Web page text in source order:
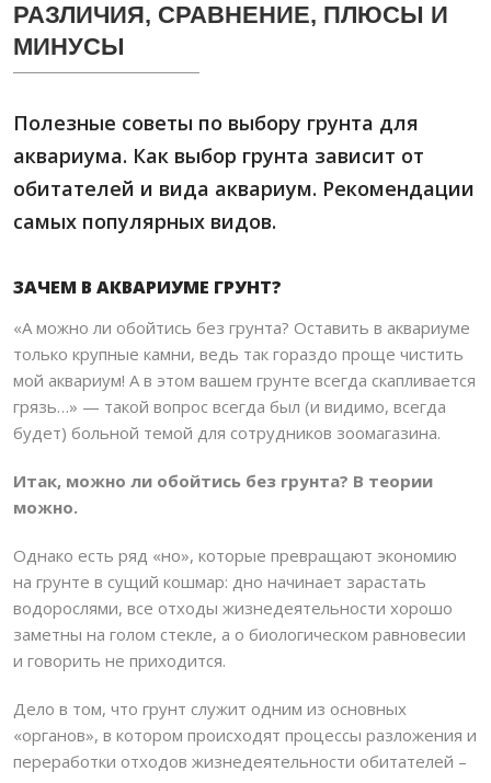
РАЗЛИЧИЯ, СРАВНЕНИЕ, ПЛЮСЫ И
МИНУСЫ
Полезные советы по выбору грунта для
аквариума. Как выбор грунта зависит от
обитателей и вида аквариум. Рекомендации
самых популярных видов.
ЗАЧЕМ В АКВАРИУМЕ ГРУНТ?
«А можно ли обойтись без грунта? Оставить в аквариуме
только крупные камни, ведь так гораздо проще чистить
мой аквариум! А в этом вашем грунте всегда скапливается
грязь…» — такой вопрос всегда был (и видимо, всегда
будет) больной темой для сотрудников зоомагазина.
Итак, можно ли обойтись без грунта? В теории
можно.
Однако есть ряд «но», которые превращают экономию
на грунте в сущий кошмар: дно начинает зарастать
водорослями, все отходы жизнедеятельности хорошо
заметны на голом стекле, а о биологическом равновесии
и говорить не приходится.
Дело в том, что грунт служит одним из основных
«органов», в котором происходят процессы разложения и
переработки отходов жизнедеятельности обитателей –